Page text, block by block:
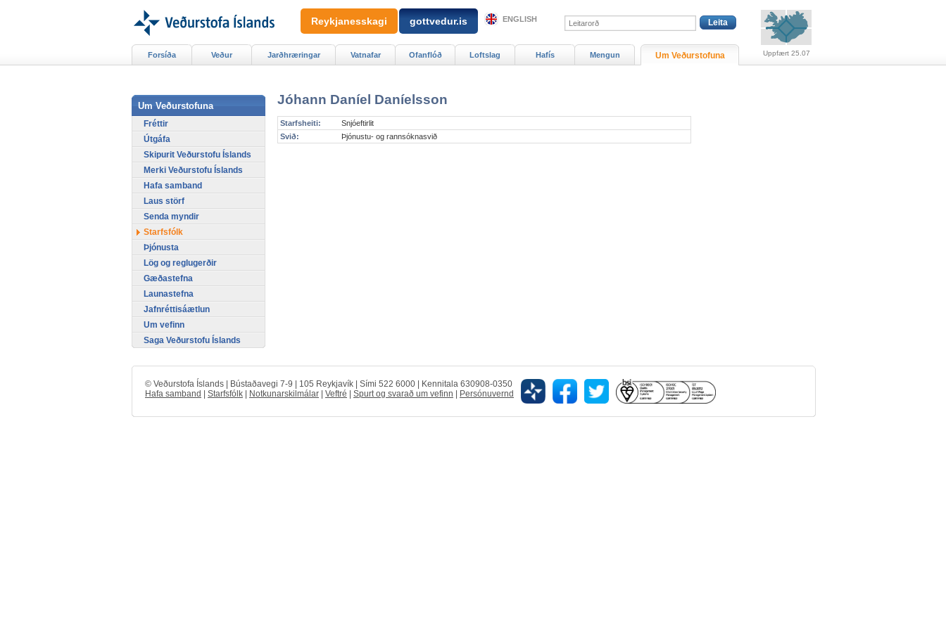
Jóhann Daníel Daníelsson
Starfsheiti:
Snjóeftirlit
Svið:
Þjónustu- og rannsóknasvið
Forsíða Veður Jarðhræringar Vatnafar Ofanflóð Loftslag Hafís Mengun Um Veðurstofuna
Um Veðurstofuna
Fréttir
Útgáfa
Skipurit Veðurstofu Íslands
Merki Veðurstofu Íslands
Hafa samband
Laus störf
Senda myndir
Starfsfólk
Þjónusta
Lög og reglugerðir
Gæðastefna
Launastefna
Jafnréttisáætlun
Um vefinn
Saga Veðurstofu Íslands
Uppfært 25.07
Reykjanesskagi gottvedur.is ENGLISH
© Veðurstofa Íslands | Bústaðavegi 7-9 | 105 Reykjavík | Sími 522 6000 | Kennitala 630908-0350
Hafa samband | Starfsfólk | Notkunarskilmálar | Veftré | Spurt og svarað um vefinn | Persónuvernd